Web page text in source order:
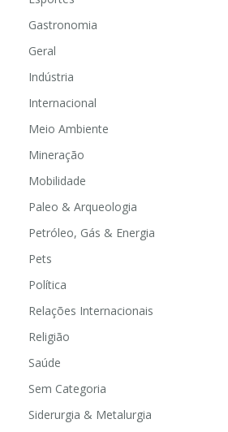
Gastronomia
Geral
Indústria
Internacional
Meio Ambiente
Mineração
Mobilidade
Paleo & Arqueologia
Petróleo, Gás & Energia
Pets
Política
Relações Internacionais
Religião
Saúde
Sem Categoria
Siderurgia & Metalurgia